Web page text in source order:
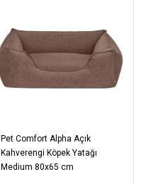
Pet Comfort Alpha Açık
Kahverengi Köpek Yatağı
Medium 80x65 cm